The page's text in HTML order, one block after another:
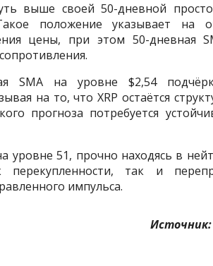
выше своей 50-дневной
положение указывает на
цены, при этом 50-дневная
SMA на уровне $2,54
на то, что XRP остаётся
прогноза потребуется
уровне 51, прочно находясь в
так и
импульса.
Источник: